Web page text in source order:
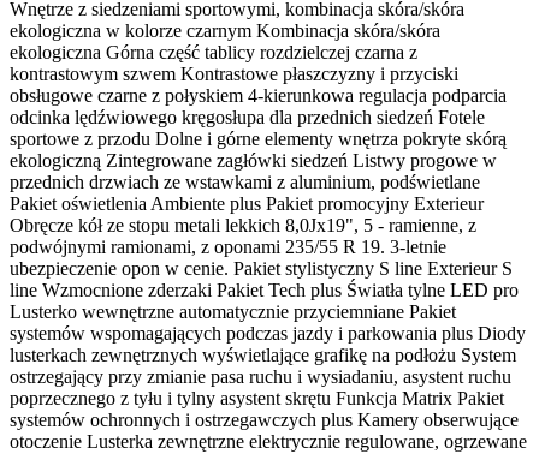
Wnętrze z siedzeniami sportowymi, kombinacja skóra/skóra
ekologiczna w kolorze czarnym Kombinacja skóra/skóra
ekologiczna Górna część tablicy rozdzielczej czarna z
kontrastowym szwem Kontrastowe płaszczyzny i przyciski
obsługowe czarne z połyskiem 4-kierunkowa regulacja podparcia
odcinka lędźwiowego kręgosłupa dla przednich siedzeń Fotele
sportowe z przodu Dolne i górne elementy wnętrza pokryte skórą
ekologiczną Zintegrowane zagłówki siedzeń Listwy progowe w
przednich drzwiach ze wstawkami z aluminium, podświetlane
Pakiet oświetlenia Ambiente plus Pakiet promocyjny Exterieur
Obręcze kół ze stopu metali lekkich 8,0Jx19", 5 - ramienne, z
podwójnymi ramionami, z oponami 235/55 R 19. 3-letnie
ubezpieczenie opon w cenie. Pakiet stylistyczny S line Exterieur S
line Wzmocnione zderzaki Pakiet Tech plus Światła tylne LED pro
Lusterko wewnętrzne automatycznie przyciemniane Pakiet
systemów wspomagających podczas jazdy i parkowania plus Diody
lusterkach zewnętrznych wyświetlające grafikę na podłożu System
ostrzegający przy zmianie pasa ruchu i wysiadaniu, asystent ruchu
poprzecznego z tyłu i tylny asystent skrętu Funkcja Matrix Pakiet
systemów ochronnych i ostrzegawczych plus Kamery obserwujące
otoczenie Lusterka zewnętrzne elektrycznie regulowane, ogrzewane